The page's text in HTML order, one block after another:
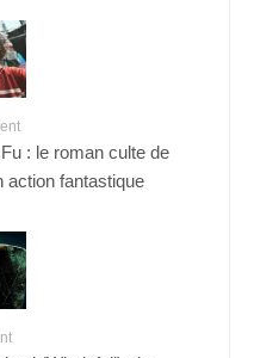
: le roman culte de
action fantastique